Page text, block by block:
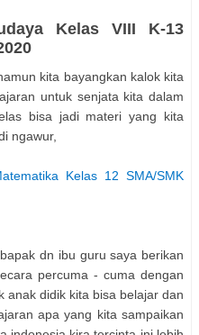
Kelas VIII K-13
kita bayangkan kalok kita
untuk senjata kita dalam
bisa jadi materi yang kita
ngawur,
Kelas 12 SMA/SMK
dn ibu guru saya berikan
percuma - cuma dengan
anak didik kita bisa belajar dan
apa yang kita sampaikan